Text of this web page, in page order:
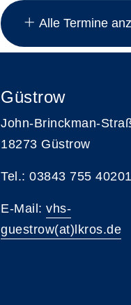
Alle Termine
Güstrow
John-Brinckman-
18273 Güstrow
Tel.: 03843 755 40201
E-Mail: vhs-
guestrow(at)lkros.de